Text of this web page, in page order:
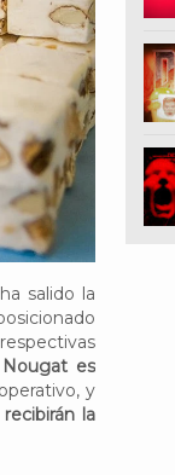
salido la
es
y
la